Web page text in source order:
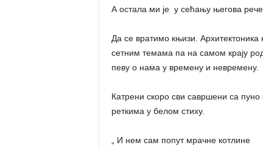
А остала ми је у сећању његова
Да се вратимо књизи.
сетним темама па на самом крају
певу о нама у времену и невремену.
Катрени скоро сви савршени са
реткима у белом стиху.
„ И нем сам попут мрачне котлине